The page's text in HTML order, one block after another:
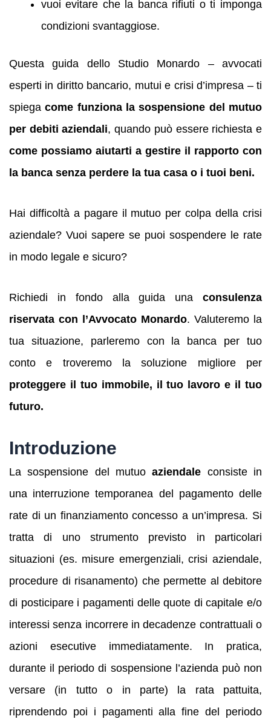
vuoi evitare che la banca rifiuti o ti imponga
condizioni svantaggiose.
Questa guida dello Studio Monardo – avvocati
esperti in diritto bancario, mutui e crisi d’impresa – ti
spiegacome funziona la sospensione del mutuo
per debiti aziendali, quando può essere richiesta e
come possiamo aiutarti a gestire il rapporto con
la banca senza perdere la tua casa o i tuoi beni.
Hai difficoltà a pagare il mutuo per colpa della crisi
aziendale? Vuoi sapere se puoi sospendere le rate
in modo legale e sicuro?
Richiedi in fondo alla guida una consulenza
riservata con l’Avvocato Monardo. Valuteremo la
tua situazione, parleremo con la banca per tuo
conto e troveremo la soluzione migliore per
proteggere il tuo immobile, il tuo lavoro e il tuo
futuro.
Introduzione
La sospensione del mutuoaziendale consiste in
una interruzione temporanea del pagamento delle
rate di un finanziamento concesso a un’impresa. Si
tratta di uno strumento previsto in particolari
situazioni (es. misure emergenziali, crisi aziendale,
procedure di risanamento) che permette al debitore
di posticipare i pagamenti delle quote di capitale e/o
interessi senza incorrere in decadenze contrattuali o
azioni esecutive immediatamente. In pratica,
durante il periodo di sospensione l’azienda può non
versare (in tutto o in parte) la rata pattuita,
riprendendo poi i pagamenti alla fine del periodo